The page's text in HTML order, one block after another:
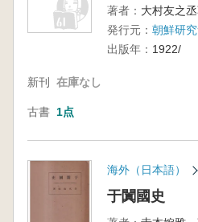
著者： 大村友之
発行元： 朝鮮研
出版年： 1922/
新刊 在庫なし
古書 1点
海外（日本語）
于闐國史